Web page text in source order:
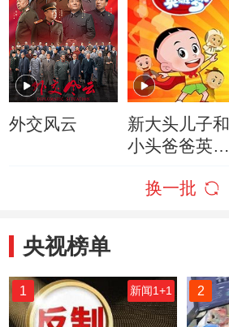
外交风云
新大头儿子和
小头爸爸英雄
换一批
央视榜单
1 新闻1+1 2